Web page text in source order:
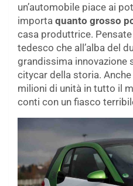
un’automobile piace ai
importa quanto grosso
casa produttrice.
tedesco che all’alba del
grandissima innovazione
citycar della storia.
milioni di unità in tutto il
conti con un fiasco